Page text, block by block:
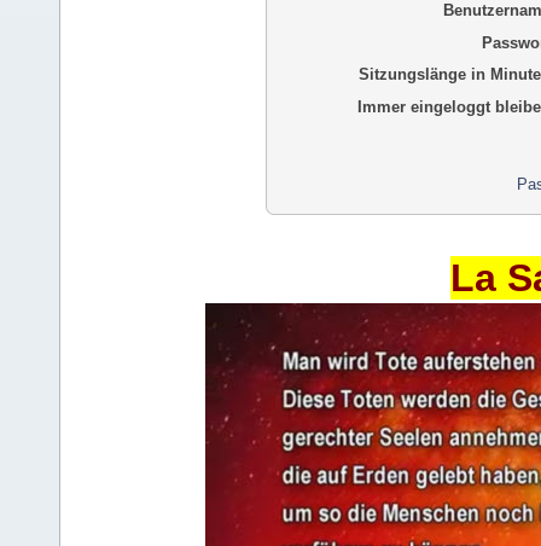
Sitzungslänge in
Immer eingeloggt
La